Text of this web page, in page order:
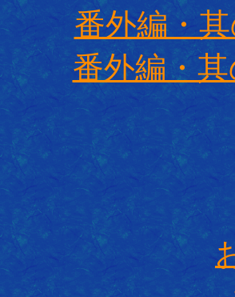
番外編・
番外編・